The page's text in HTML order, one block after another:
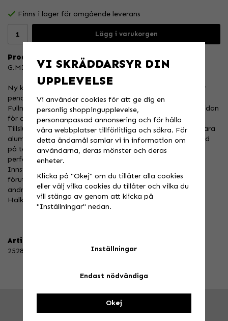
Finns i lager för omgående leverans
Lägg i varukorgen
Produktbeskrivning:
G.MIDLAND GORE-TEX®
Ny känga för touring och off-road, det perfekta valet för
pendlaren och den seriösa åkaren.
Fullnarvigt vattentät läder med ett skikt av mocka på insidan
för att skydda benet från värmen.
Tillslutningssystemet använder två justerbara och utbytbara
aluminiumspännen. Där är även en remsa av kardborrband
på toppen som gör det möjligt att justera förslutningen
perfekt och att anpassa kängan efter formen på vaden.
Innsidan av stöveln är försedd med GORE-TEX®, som
förutom att vara vattentätt även har en utmärkt
andningsförmåga .
Halkskyddad gummisula och löstagbar innersula .
Artikelnummer:
2528-001-42
Tel. 026-270030 /
VI SKRÄDDARSYR DIN
UPPLEVELSE
Vi använder cookies för att ge dig en
personlig shoppingupplevelse,
personanpassad annonsering och för hålla
våra webbplatser tillförlitliga och säkra. För
detta ändamål samlar vi in information om
användarna, deras mönster och deras
enheter.
Klicka på "Okej" om du tillåter alla cookies
eller välj vilka cookies du tillåter och vilka du
vill stänga av genom att klicka på
"Inställningar" nedan.
Inställningar
Endast nödvändiga
Okej